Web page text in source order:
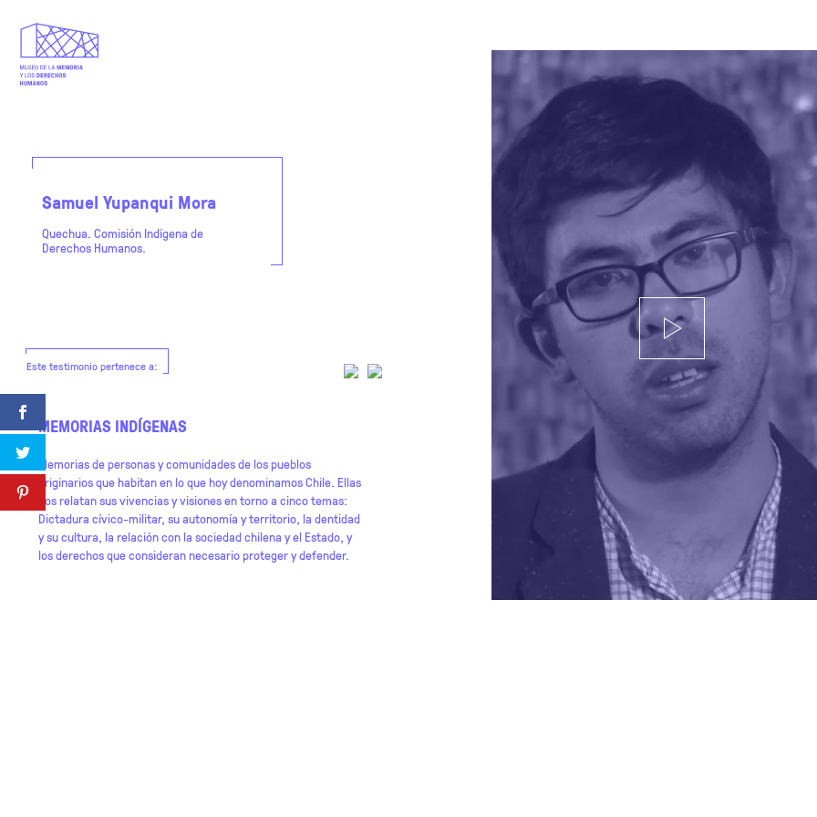
Samuel Yupanqui Mora
Quechua. Comisión Indígena de
Derechos Humanos.
Este testimonio pertenece a:
MEMORIAS INDÍGENAS
Memorias de personas y comunidades de los pueblos
originarios que habitan en lo que hoy denominamos Chile. Ellas
nos relatan sus vivencias y visiones en torno a cinco temas:
Dictadura cívico-militar, su autonomía y territorio, la dentidad
y su cultura, la relación con la sociedad chilena y el Estado, y
los derechos que consideran necesario proteger y defender.
DICTADURA CÍVICO-MILITAR
Los pueblos indígenas no fueron ajenos a la represión que
sufrieron las y los chilenos durante la dictadura civil militar. A
la muerte, la tortura y la privación de libertad, se sumó una
serie de violaciones que en forma sistemática atentaron
contra sus derechos humanos fundamentales como la
identidad, la cultura, el territorio, el derecho al agua, la libre
determinación , entre otros.
nos
y su
los